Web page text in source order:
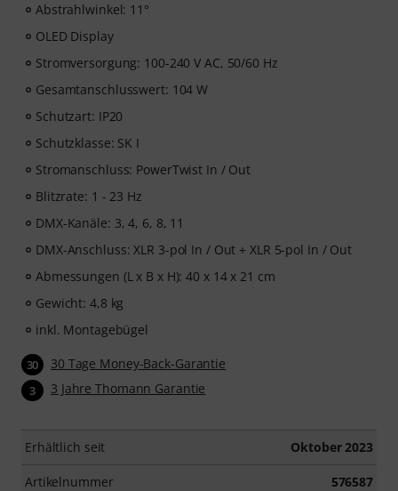
Abstrahlwinkel: 11°
OLED Display
Stromversorgung: 100-240 V AC, 50/60 Hz
Gesamtanschlusswert: 104 W
Schutzart: IP20
Schutzklasse: SK I
Stromanschluss: PowerTwist In / Out
Blitzrate: 1 - 23 Hz
DMX-Kanäle: 3, 4, 6, 8, 11
DMX-Anschluss: XLR 3-pol In / Out + XLR 5-pol In / Out
Abmessungen (L x B x H): 40 x 14 x 21 cm
Gewicht: 4,8 kg
inkl. Montagebügel
30 30 Tage Money-Back-Garantie
3 3 Jahre Thomann Garantie
Erhältlich seit Oktober 2023
Artikelnummer 576587